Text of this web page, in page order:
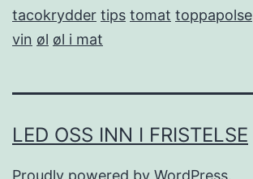
tacokrydder tips tomat toppapolse
vin øl øl i mat
LED OSS INN I FRISTELSE
Proudly powered by WordPress